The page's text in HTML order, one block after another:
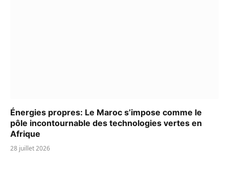
Énergies propres: Le Maroc s’impose comme le
pôle incontournable des technologies vertes en
Afrique
28 juillet 2026